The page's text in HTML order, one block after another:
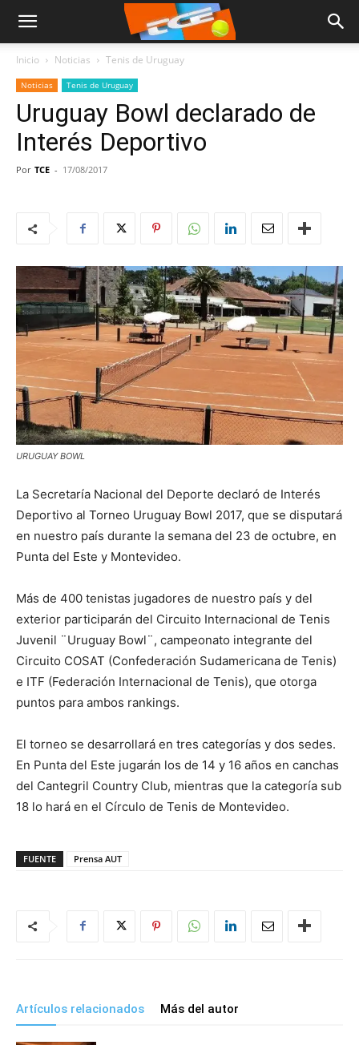
Inicio Noticias Tenis de Uruguay
Noticias Tenis de Uruguay
Uruguay Bowl declarado de
Interés Deportivo
Por TCE - 17/08/2017
URUGUAY BOWL
La Secretaría Nacional del Deporte declaró de Interés
Deportivo al Torneo Uruguay Bowl 2017, que se disputará
en nuestro país durante la semana del 23 de octubre, en
Punta del Este y Montevideo.
Más de 400 tenistas jugadores de nuestro país y del
exterior participarán del Circuito Internacional de Tenis
Juvenil ¨Uruguay Bowl¨, campeonato integrante del
Circuito COSAT (Confederación Sudamericana de Tenis)
e ITF (Federación Internacional de Tenis), que otorga
puntos para ambos rankings.
El torneo se desarrollará en tres categorías y dos sedes.
En Punta del Este jugarán los de 14 y 16 años en canchas
del Cantegril Country Club, mientras que la categoría sub
18 lo hará en el Círculo de Tenis de Montevideo.
FUENTE Prensa AUT
Artículos relacionados Más del autor